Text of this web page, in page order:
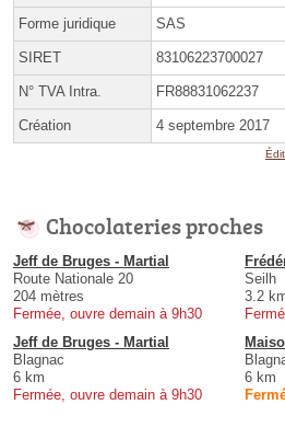
Forme juridique SAS
SIRET 83106223700027
N° TVA Intra. FR88831062237
Création 4 septembre 2017
Chocolateries proches
Jeff de Bruges - Martial
Route Nationale 20
204 mètres
Fermée, ouvre demain à 9h30
Seilh
3.2
Jeff de Bruges - Martial
Blagnac
6 km
Fermée, ouvre demain à 9h30
6 km